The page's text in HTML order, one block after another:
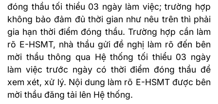
đóng thầu tối thiểu 03 ngày làm việc; trường hợp
không bảo đảm đủ thời gian như nêu trên thì phải
gia hạn thời điểm đóng thầu. Trường hợp cần làm
rõ E-HSMT, nhà thầu gửi đề nghị làm rõ đến bên
mời thầu thông qua Hệ thống tối thiểu 03 ngày
làm việc trước ngày có thời điểm đóng thầu để
xem xét, xử lý. Nội dung làm rõ E-HSMT được bên
mời thầu đăng tải lên Hệ thống.